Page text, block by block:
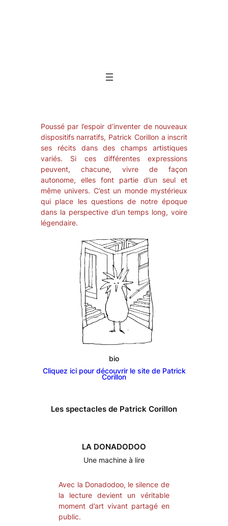
Poussé par l’espoir d’inventer de nouveaux
dispositifs narratifs, Patrick Corillon a inscrit
ses récits dans des champs artistiques
variés. Si ces différentes expressions
peuvent, chacune, vivre de façon
autonome, elles font partie d’un seul et
même univers. C’est un monde mystérieux
qui place les questions de notre époque
dans la perspective d’un temps long, voire
légendaire.
suite…
bio
Cliquez ici pour découvrir le site de Patrick
Corillon
Les spectacles de Patrick Corillon
LA DONADODOO
Une machine à lire
Avec la Donadodoo, le silence de
la lecture devient un véritable
moment d’art vivant partagé en
public.